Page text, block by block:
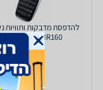
‏להדפסת מדבקות ותוויות
Dymo DXLMR160